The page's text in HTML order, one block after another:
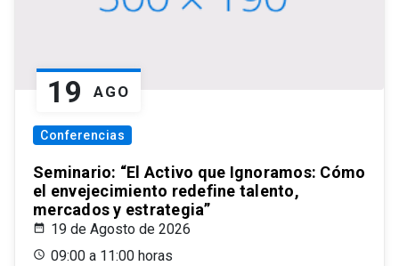
19 AGO
Conferencias
Seminario: “El Activo que Ignoramos: Cómo
el envejecimiento redefine talento,
mercados y estrategia”
19 de Agosto de 2026
09:00 a 11:00 horas